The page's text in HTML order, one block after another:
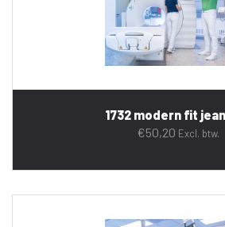
1732 modern fit
€50,20 Excl. btw.